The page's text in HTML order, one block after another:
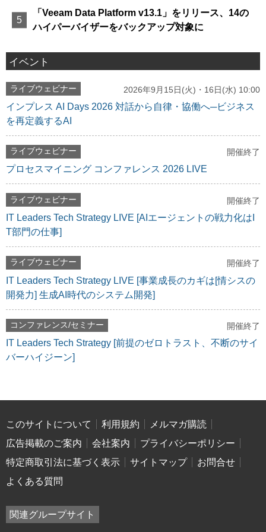
「Veeam Data Platform v13.1」をリリース、14の
ハイパーバイザーをバックアップ対象に
イベント
ライブウェビナー 2026年9月15日(火)・16日(水) 10:00
インプレス AI Days 2026 対話から自律・協働へ─ビジネス
を再定義するAI
ライブウェビナー 開催終了
プロセスマイニング コンファレンス 2026 LIVE
ライブウェビナー 開催終了
IT Leaders Tech Strategy LIVE [AIエージェントの戦力化はI
T部門の仕事]
ライブウェビナー 開催終了
IT Leaders Tech Strategy LIVE [事業成長のカギは[情シスの
開発力] 生成AI時代のシステム開発]
コンファレンス/セミナー 開催終了
IT Leaders Tech Strategy [前提のゼロトラスト、不断のサイ
バーハイジーン]
このサイトについて 利用規約
メルマガ購読
広告掲載のご案内
会社案内
プライバシーポリシー
特定商取引法に基づく表示
サイトマップ
お問合せ
よくある質問
関連グループサイト